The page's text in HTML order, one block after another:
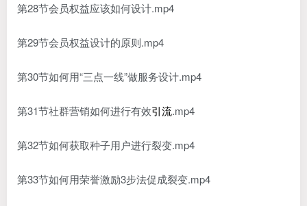
第28节会员权益应该如何设计.mp4
第29节会员权益设计的原则.mp4
第30节如何用“三点一线”做服务设计.mp4
第31节社群营销如何进行有效引流.mp4
第32节如何获取种子用户进行裂变.mp4
第33节如何用荣誉激励3步法促成裂变.mp4